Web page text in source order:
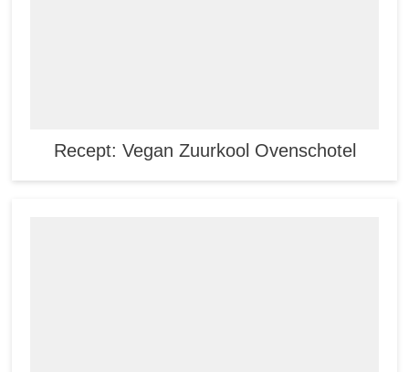
Recept: Vegan Zuurkool Ovenschotel